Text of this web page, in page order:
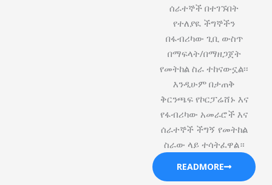
ሰራተኞች በተገኙበት
የተለያዪ ችግኞችን
በፋብሪካው ጊቢ ውስጥ
በማፍላት/በማዘጋጀት
የመትከል ስራ ተከናውኗል፡፡
እንዲሁም በታጠቅ
ቅርንጫፍ የኮርፓሬሸ‍ኑ እና
የፋብሪካው አመራሮች እና
ሰራተኞች ችግኝ የመትከል
ስራው ላይ ተሳትፈዋል።
READMORE